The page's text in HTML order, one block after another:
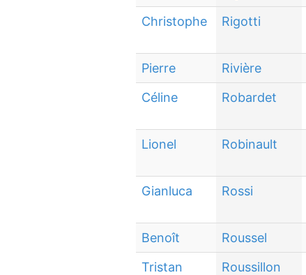
Christophe
Rigotti
Pierre Rivière
Céline
Robardet
Lionel Robinault
Gianluca Rossi
Benoît Roussel
Tristan
Roussillon